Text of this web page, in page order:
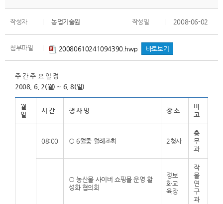
작성자 농업기술원 작성일 2008-06-02
첨부파일 20080610241094390.hwp 바로보기
주 간 주 요 일 정
2008. 6. 2(월) ~ 6. 8(일)
월
일
시 간 행 사 명 장 소
비
고
08:00 ○ 6월중 월례조회 2청사
총
무
과
○농산물 사이버 쇼핑몰 운영 활
성화 협의회
정보
화교
육장
작
물
연
구
과